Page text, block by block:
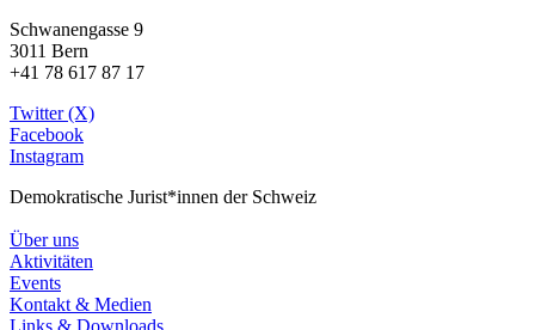
Schwanengasse 9
3011 Bern
+41 78 617 87 17
Twitter (X)
Facebook
Instagram
Demokratische Jurist*innen der Schweiz
Über uns
Aktivitäten
Events
Kontakt & Medien
Links & Downloads